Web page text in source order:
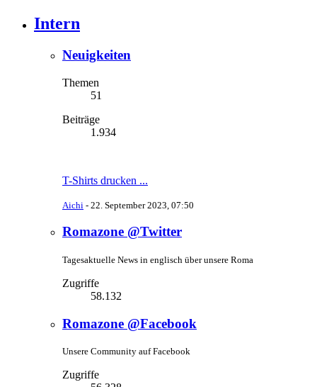
Intern
Neuigkeiten
Themen
51
Beiträge
1.934
T-Shirts drucken ...
Aichi - 22. September 2023, 07:50
Romazone @Twitter
Tagesaktuelle News in englisch über unsere Roma
Zugriffe
58.132
Romazone @Facebook
Unsere Community auf Facebook
Zugriffe